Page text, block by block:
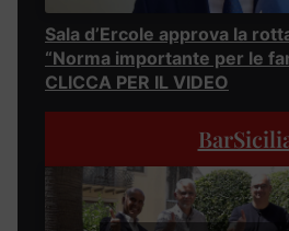
Sala d’Ercole approva la
“Norma importante per le
CLICCA PER IL VIDEO